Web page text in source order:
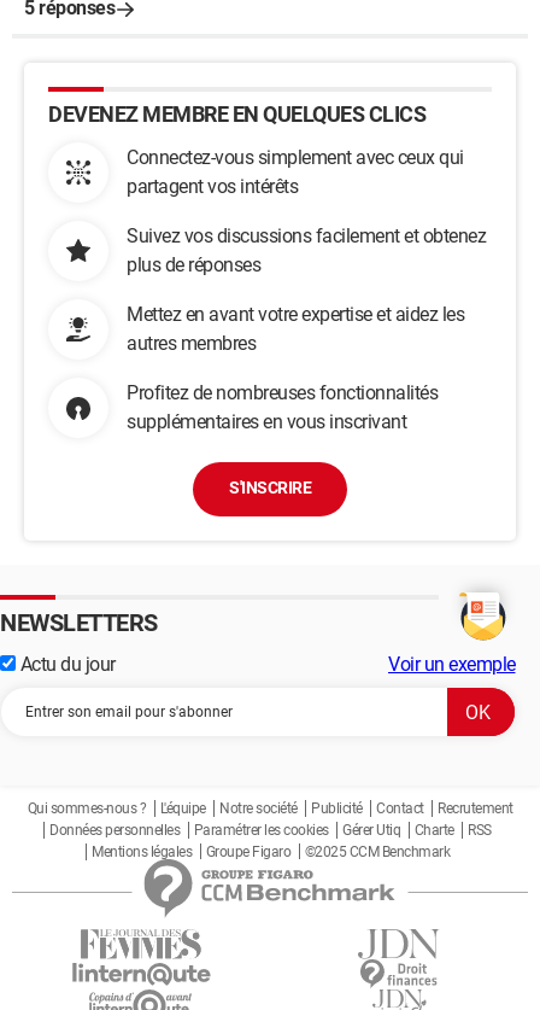
5 réponses
DEVENEZ MEMBRE EN QUELQUES CLICS
Connectez-vous simplement avec ceux qui
partagent vos intérêts
Suivez vos discussions facilement et obtenez
plus de réponses
Mettez en avant votre expertise et aidez les
autres membres
Profitez de nombreuses fonctionnalités
supplémentaires en vous inscrivant
S'INSCRIRE
NEWSLETTERS
Actu du jour Voir un exemple
Qui sommes-nous ? L'équipe Notre société Publicité Contact
Recrutement
Données personnelles
Paramétrer les cookies Gérer Utiq Charte
RSS
Mentions légales
Groupe Figaro ©2025 CCM Benchmark